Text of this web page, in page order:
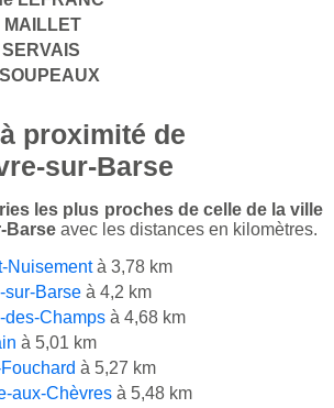
MAILLET
proximité de
sur-Barse
les plus proches de celle de la ville
Barse avec les distances en kilomètres.
Nuisementà 3,78 km
sur-Barse à 4,2 km
des-Champs à 4,68 km
à 5,01 km
à 5,27 km
aux-Chèvres à 5,48 km